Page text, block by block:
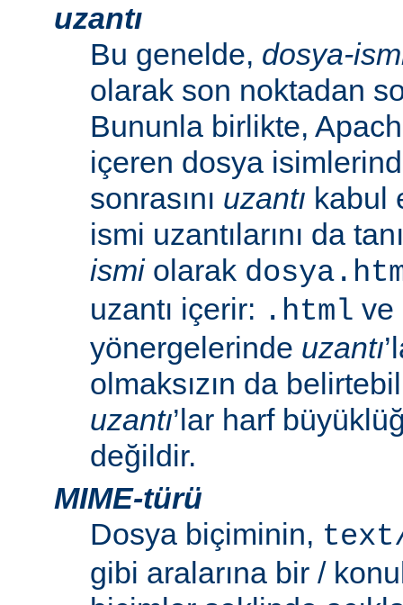
uzantı
Bu genelde, dosya-
olarak son noktadan
Bununla birlikte,
içeren dosya
sonrasını uzantı kabul
ismi uzantılarını da
ismiolarak
uzantı içerir: .html ve
yönergelerinde uzantı
olmaksızın da
uzantı’lar harf
değildir.
MIME-türü
Dosya biçiminin,
gibi aralarına bir /